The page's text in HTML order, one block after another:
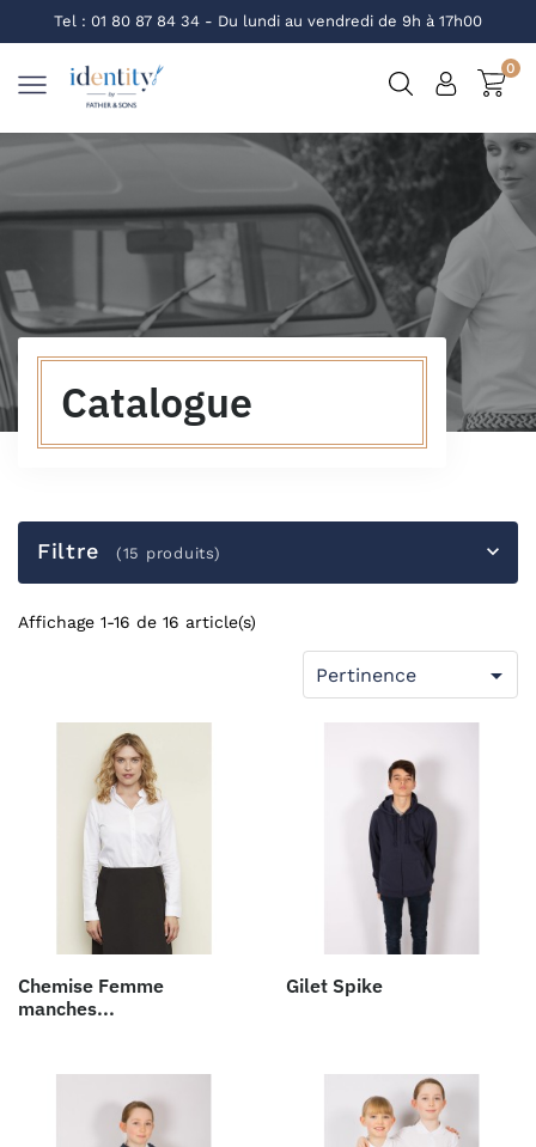
Tel : 01 80 87 84 34 - Du lundi au vendredi de 9h à 17h00
0
Catalogue
Filtre (15 produits)
Affichage 1-16 de 16 article(s)
Pertinence 
Chemise Femme
manches...
Gilet Spike